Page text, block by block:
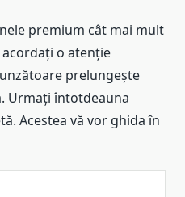
premium cât mai mult
o atenție
prelungește
Urmați întotdeauna
Acestea vă vor ghida în